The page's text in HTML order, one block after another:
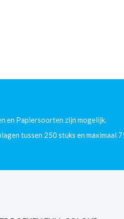
en Papiersoorten zijn mogelijk.
tussen 250 stuks en maximaal